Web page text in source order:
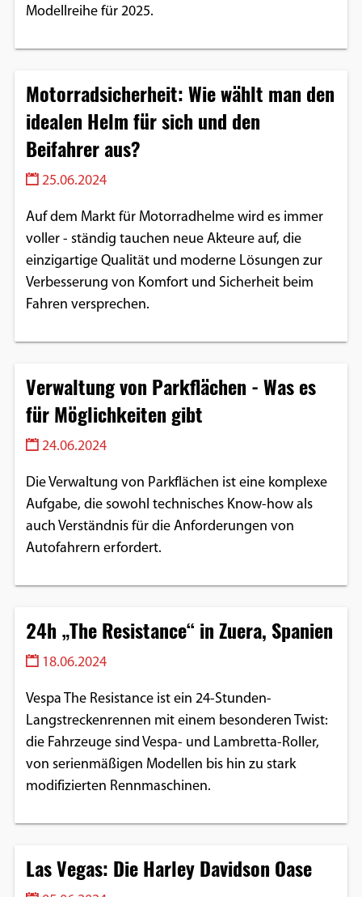
Modellreihe für 2025.
Motorradsicherheit: Wie wählt man den
idealen Helm für sich und den
Beifahrer aus?
25.06.2024
Auf dem Markt für Motorradhelme wird es immer
voller - ständig tauchen neue Akteure auf, die
einzigartige Qualität und moderne Lösungen zur
Verbesserung von Komfort und Sicherheit beim
Fahren versprechen.
Verwaltung von Parkflächen - Was es
für Möglichkeiten gibt
24.06.2024
Die Verwaltung von Parkflächen ist eine komplexe
Aufgabe, die sowohl technisches Know-how als
auch Verständnis für die Anforderungen von
Autofahrern erfordert.
24h „The Resistance“ in Zuera, Spanien
18.06.2024
Vespa The Resistance ist ein 24-Stunden-
Langstreckenrennen mit einem besonderen Twist:
die Fahrzeuge sind Vespa- und Lambretta-Roller,
von serienmäßigen Modellen bis hin zu stark
modifizierten Rennmaschinen.
Las Vegas: Die Harley Davidson Oase